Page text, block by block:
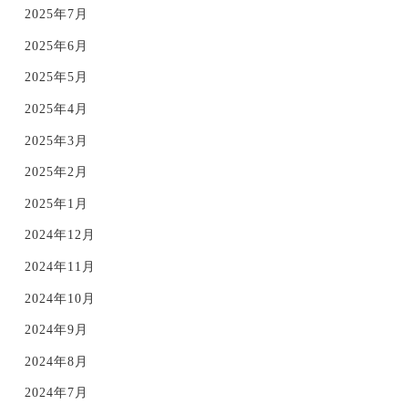
2025年7月
2025年6月
2025年5月
2025年4月
2025年3月
2025年2月
2025年1月
2024年12月
2024年11月
2024年10月
2024年9月
2024年8月
2024年7月